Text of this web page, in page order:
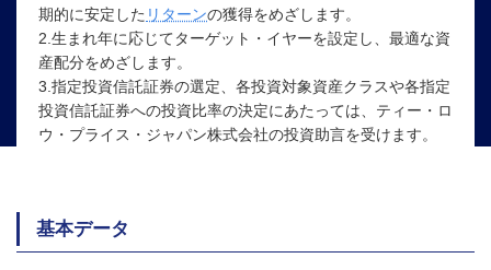
期的に安定した リターンの獲得をめざします。
2.生まれ年に応じてターゲット・イヤーを設定し、最適な資
産配分をめざします。
3.指定投資信託証券の選定、各投資対象資産クラスや各指定
投資信託証券への投資比率の決定にあたっては、ティー・ロ
ウ・プライス・ジャパン株式会社の投資助言を受けます。
基本データ